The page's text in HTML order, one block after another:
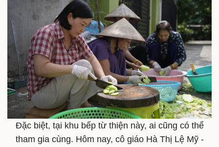
Bóng đá
Lịch thi đấu bóng đá
Thế giới thể thao
eSports
Hậu trường
Ô tô - Xe máy
Ô tô
Xe máy
Tư vấn
Đặc biệt, tại khu bếp từ thiện này, ai cũng có thể
tham gia cùng. Hôm nay, cô giáo Hà Thị Lệ Mỹ -